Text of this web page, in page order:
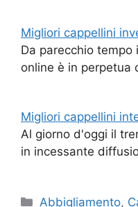
Migliori cappellini
Da parecchio
online è in
Migliori cappellini
Al giorno d'oggi il
in incessante
Categorie
Abbigliamento,